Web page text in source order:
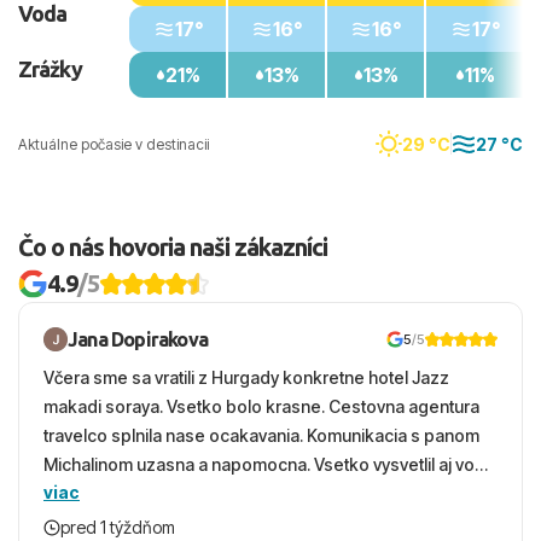
Aktuálne počasie v destinacii 29 °C 27 °C
Voda
Zrážky
17°
21%
16°
13%
16°
13%
17°
11%
Čo o nás hovoria naši zákazníci
4.9/5
Jana Dopirakova 5/5
Včera sme sa vratili z Hurgady konkretne hotel Jazz
makadi soraya. Vsetko bolo krasne. Cestovna agentura
travelco splnila nase ocakavania. Komunikacia s panom
Michalinom uzasna a napomocna. Vsetko vysvetlil aj vo
vecernych hodinach zaco sa ospravedlnujem. Hotel
krasny, cisty. Sluzby top. Strava, prostredie, more,
viac
pred 1 týždňom